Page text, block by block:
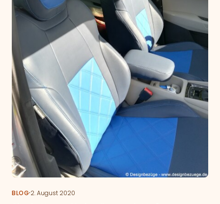
BLOG·2. August 2020